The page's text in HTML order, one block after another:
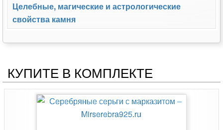
Целебные, магические и астрологические
свойства камня
КУПИТЕ В КОМПЛЕКТЕ